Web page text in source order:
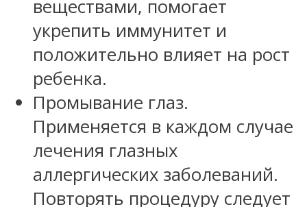
веществами, помогает
укрепить иммунитет и
положительно влияет на рост
ребенка.
Промывание глаз.
Применяется в каждом случае
лечения глазных
аллергических заболеваний.
Повторять процедуру следует